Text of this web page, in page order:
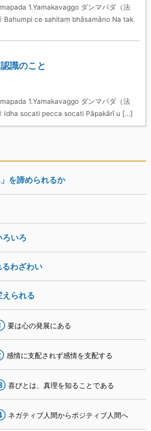
1.Yamakavaggo ダンマパダ（法
Bahumpi ce sahitaṃ bhāsamāno Na tak
識のこと
1.Yamakavaggo ダンマパダ（法
Idha socati pecca socati Pāpakārī u […]
」を諦められるか
ろいろ
わざわい
えられる
要は心の発展にある
感情に支配されず感情を支配する
喜びとは、真理を知ることである
ネガティブ人間からポジティブ人間へ